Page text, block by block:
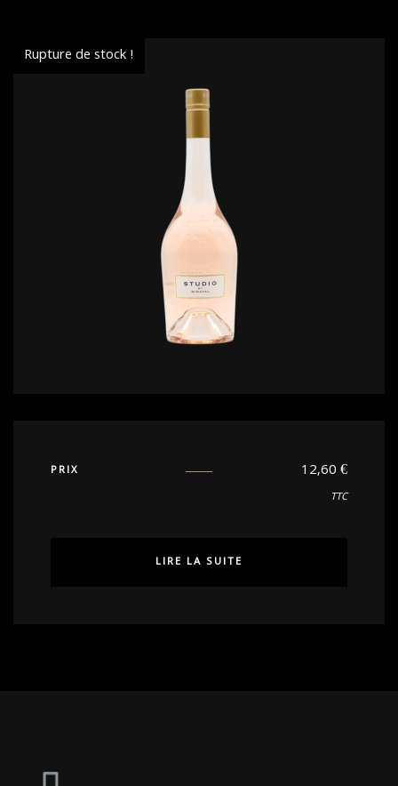
Rupture de stock !
PRIX 12,60€
TTC
LIRE LA SUITE